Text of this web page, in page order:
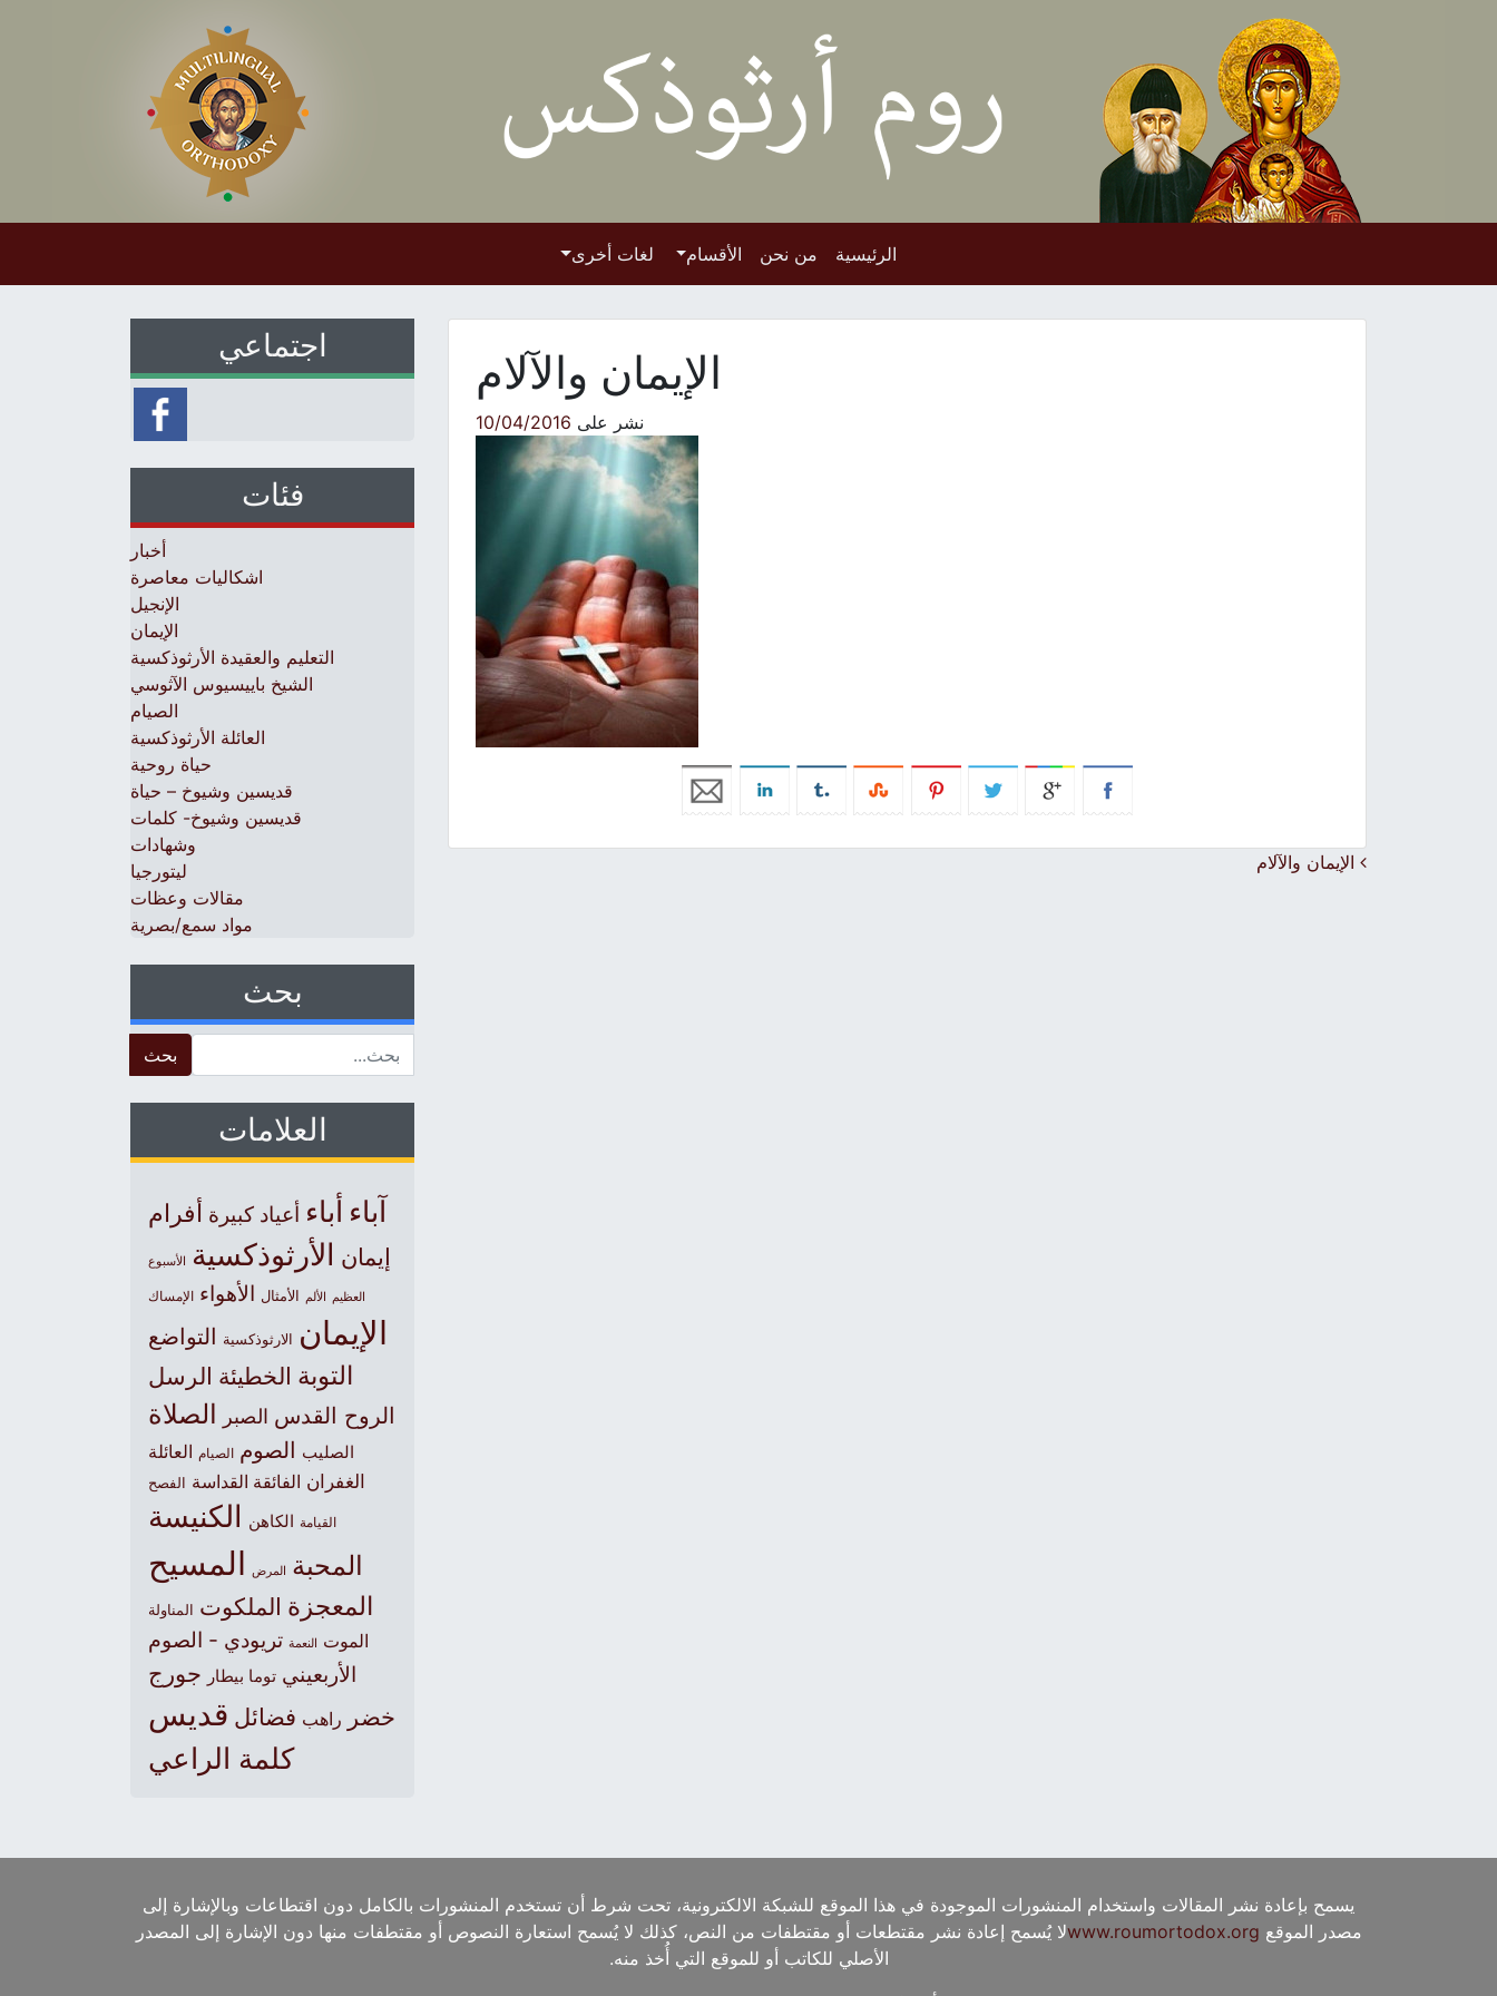
الرئيسية من نحن الأقسام لغات أخرى
الإيمان والآلام
نشر على 10/04/2016
Post navigation
الإيمان والآلام
اجتماعي
فئات
أخبار
اشكاليات معاصرة
الإنجيل
الإيمان
التعليم والعقيدة الأرثوذكسية
الشيخ باييسيوس الآثوسي
الصيام
العائلة الأرثوذكسية
حياة روحية
قديسين وشيوخ – حياة
قديسين وشيوخ- كلمات
وشهادات
ليتورجيا
مقالات وعظات
مواد سمع/بصرية
بحث
العلامات
آباء أباء أعياد كبيرة أفرام
إيمان الأرثوذكسية الأسبوع
العظيم الألم الأمثال الأهواء الإمساك
الإيمان الارثوذكسية التواضع
التوبة الخطيئة الرسل
الروح القدس الصبر الصلاة
الصليب الصوم الصيام العائلة
الغفران الفائقة القداسة الفصح
القيامة الكاهن الكنيسة
المحبة المرض المسيح
المعجزة الملكوت المناولة
الموت النعمة تريودي - الصوم
الأربعيني توما بيطار جورج
خضر راهب فضائل قديس
كلمة الراعي
يسمح بإعادة نشر المقالات واستخدام المنشورات الموجودة في هذا الموقع للشبكة الالكترونية، تحت شرط أن تستخدم المنشورات بالكامل دون اقتطاعات وبالإشارة إلى
مصدر الموقع www.roumortodox.orgلا يُسمح إعادة نشر مقتطعات أو مقتطفات من النص، كذلك لا يُسمح استعارة النصوص أو مقتطفات منها دون الإشارة إلى المصدر
الأصلي للكاتب أو للموقع التي أُخذ منه.